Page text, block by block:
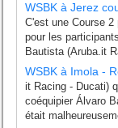
WSBK à Jerez
C'est une Course
pour les
Bautista (Aruba.it
WSBK à Imola -
it Racing - Ducati)
coéquipier Álvaro
était